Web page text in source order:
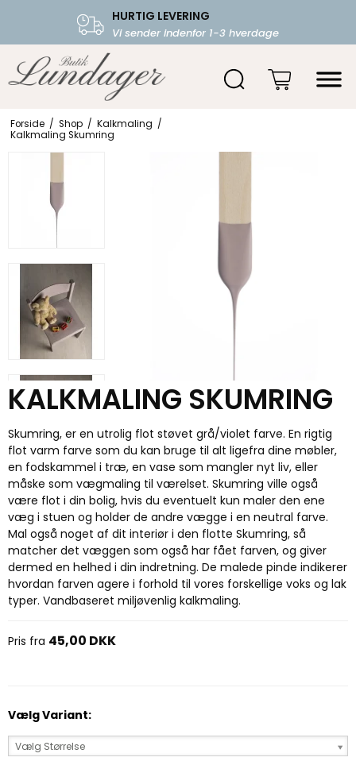
HURTIG LEVERING
Vi sender indenfor 1-3 hverdage
FRI FRAGT OVER 599.-
Starter fra 39,-
Forside / Shop / Kalkmaling /
Kalkmaling Skumring
KALKMALING SKUMRING
Skumring, er en utrolig flot støvet grå/violet farve. En rigtig
flot varm farve som du kan bruge til alt ligefra dine møbler,
en fodskammel i træ, en vase som mangler nyt liv, eller
måske som vægmaling til værelset. Skumring ville også
være flot i din bolig, hvis du eventuelt kun maler den ene
væg i stuen og holder de andre vægge i en neutral farve.
Mal også noget af dit interiør i den flotte Skumring, så
matcher det væggen som også har fået farven, og giver
dermed en helhed i din indretning. De malede pinde indikerer
hvordan farven agere i forhold til vores forskellige voks og lak
typer. Vandbaseret miljøvenlig kalkmaling.
Pris fra 45,00 DKK
Vælg Variant:
Vælg Størrelse